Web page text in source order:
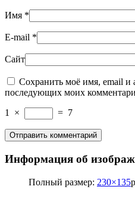
Имя *
E-mail *
Сайт
Сохранить моё имя, email и
последующих моих
1
× = 7
Информация об
Полный размер: 230×135